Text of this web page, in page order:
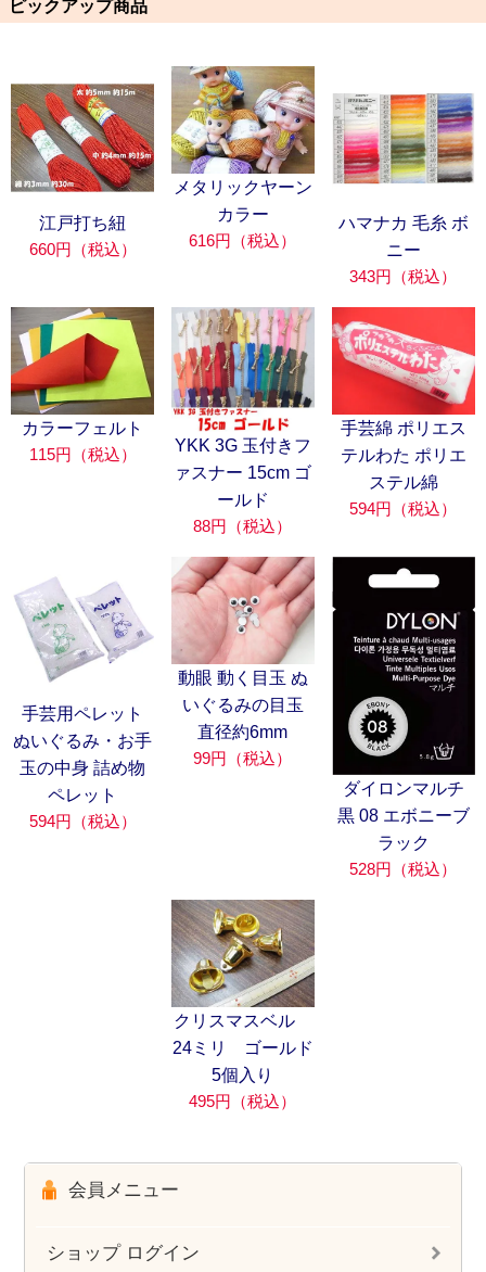
ピックアップ商品
江戸打ち紐
660円（税込）
メタリックヤーン
カラー
616円（税込）
ハマナカ 毛糸 ボ
ニー
343円（税込）
カラーフェルト
115円（税込）
YKK 3G 玉付きフ
ァスナー 15cm ゴ
ールド
88円（税込）
手芸綿 ポリエス
テルわた ポリエ
ステル綿
594円（税込）
手芸用ペレット
ぬいぐるみ・お手
玉の中身 詰め物
ペレット
594円（税込）
動眼 動く目玉 ぬ
いぐるみの目玉
直径約6mm
99円（税込）
ダイロンマルチ
黒 08 エボニーブ
ラック
528円（税込）
クリスマスベル
24ミリ ゴールド
5個入り
495円（税込）
会員メニュー
ショップ ログイン